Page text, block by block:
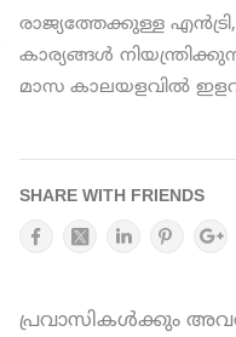
രാജ്യത്തേക്കുള്ള
കാര്യങ്ങള്‍
മാസ കാലയളവിൽ ഇളവ്
SHARE WITH FRIENDS
പ്രവാസികൾക്കും